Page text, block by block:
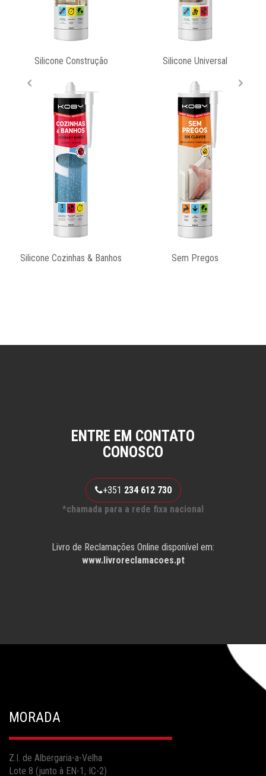
Silicone Construção Silicone Universal
Silicone Cozinhas & Banhos Sem Pregos
ENTRE EM CONTATO
CONOSCO
+351 234 612 730
*chamada para a rede fixa nacional
Livro de Reclamações Online disponível em:
www.livroreclamacoes.pt
MORADA
Z.I. de Albergaria-a-Velha
Lote 8 (junto à EN-1, IC-2)